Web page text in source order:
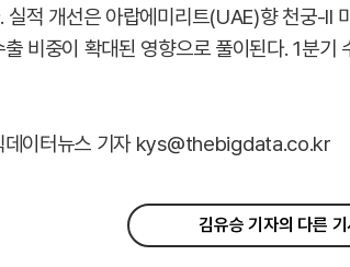
실적 개선은 아랍에미리트(UAE)향 천궁-II
출 비중이 확대된 영향으로 풀이된다. 1분
데이터뉴스 기자 kys@thebigdata.co.kr
김유승 기자의 다른 기